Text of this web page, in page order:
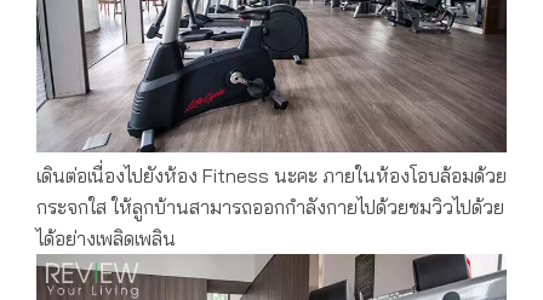
เดินต่อเนื่องไปยังห้อง Fitness นะคะ ภายในห้องโอบล้อมด้วย
กระจกใส ให้ลูกบ้านสามารถออกกำลังกายไปด้วยชมวิวไปด้วย
ได้อย่างเพลิดเพลิน